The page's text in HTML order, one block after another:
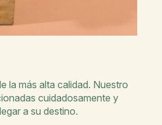
la más alta calidad. Nuestro
cuidadosamente y
a su destino.